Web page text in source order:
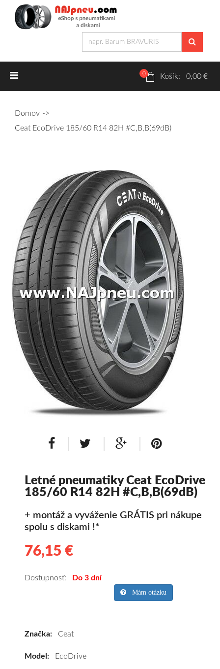
Letné pneumatiky
Osobné/crossover + malé úžitkové
SUV/crossover + OFFRoad-ové
Dodávkové + malé úžitkové
Celoročné pneumatiky
Osobné/crossover + malé úžitkové
SUV/crossover + OFFRoad-ové
Dodávkové + malé úžitkové
Disky
Hliníkové / ALU disky / Elektróny
0 Košík: 0,00 €
Domov
Ceat EcoDrive 185/60 R14 82H #C,B,B(69dB)
Letné pneumatiky Ceat EcoDrive
185/60 R14 82H #C,B,B(69dB)
+ montáž a vyváženie GRÁTIS pri nákupe
spolu s diskami !*
76,15 €
pneumatiky
EcoDrive
Dostupnosť: Do 3 dní
Mám otázku
Značka: Ceat
Model: EcoDrive